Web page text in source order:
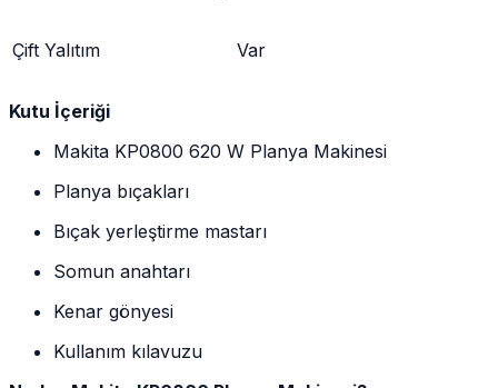
Çift Yalıtım Var
Kutu İçeriği
Makita KP0800 620 W Planya Makinesi
Planya bıçakları
Bıçak yerleştirme mastarı
Somun anahtarı
Kenar gönyesi
Kullanım kılavuzu